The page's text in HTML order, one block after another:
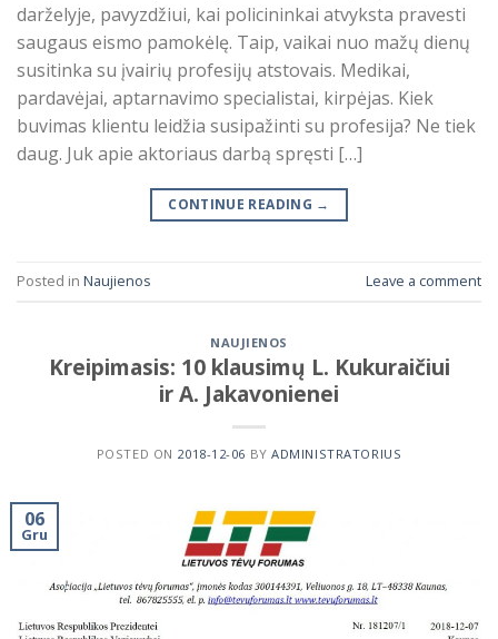
darželyje, pavyzdžiui, kai policininkai atvyksta pravesti
saugaus eismo pamokėlę. Taip, vaikai nuo mažų dienų
susitinka su įvairių profesijų atstovais. Medikai,
pardavėjai, aptarnavimo specialistai, kirpėjas. Kiek
buvimas klientu leidžia susipažinti su profesija? Ne tiek
daug. Juk apie aktoriaus darbą spręsti […]
CONTINUE READING →
Posted in Naujienos Leave a comment
NAUJIENOS
Kreipimasis: 10 klausimų L. Kukuraičiui
ir A. Jakavonienei
POSTED ON 2018-12-06 BYADMINISTRATORIUS
06
Gru